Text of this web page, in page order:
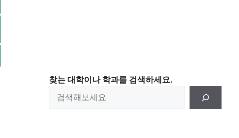
찾는 대학이나 학과를 검색하세요.